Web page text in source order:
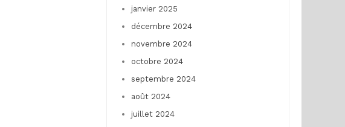
janvier 2025
décembre 2024
novembre 2024
octobre 2024
septembre 2024
août 2024
juillet 2024